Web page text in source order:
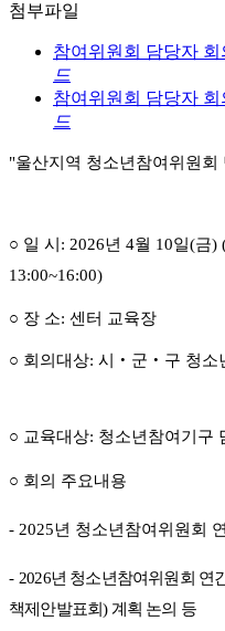
첨부파일
참여위원회 담당자 회
드
참여위원회 담당자 회
드
"울산지역 청소년참여위원회
○ 일 시 : 2026년 4월 10일(금)
13:00~16:00)
○ 장 소: 센터 교육장
○ 회의대상: 시 ‧ 군 ‧ 구 청소
○ 교육대상: 청소년참여기구
○ 회의 주요내용
- 2025년 청소년참여위원회
- 2026년 청소년참여위원회 연
책제안발표회) 계획 논의 등